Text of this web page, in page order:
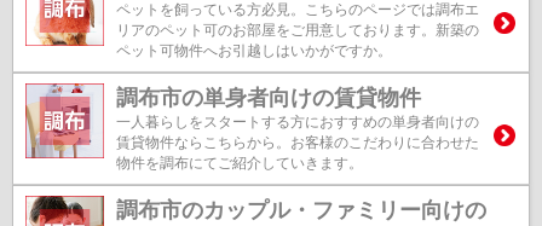
ペットを飼っている方必見。こちらのページでは調布エ
リアのペット可のお部屋をご用意しております。新築の
ペット可物件へお引越しはいかがですか。
調布市の単身者向けの賃貸物件
一人暮らしをスタートする方におすすめの単身者向けの
賃貸物件ならこちらから。お客様のこだわりに合わせた
物件を調布にてご紹介していきます。
調布市のカップル・ファミリー向けの